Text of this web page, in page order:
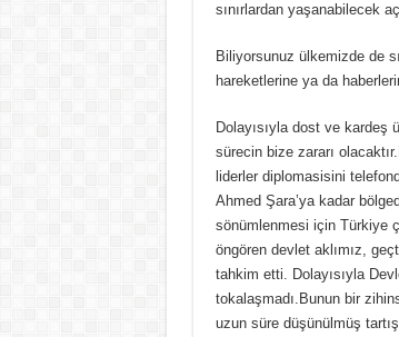
sınırlardan yaşanabilecek
Biliyorsunuz ülkemizde de
hareketlerine ya da
Dolayısıyla dost ve kardeş
sürecin bize zararı
liderler diplomasisini
Ahmed Şara’ya kadar
sönümlenmesi için Türkiye
öngören devlet aklımız,
tahkim etti. Dolayısıyla
tokalaşmadı.Bunun bir
uzun süre düşünülmüş